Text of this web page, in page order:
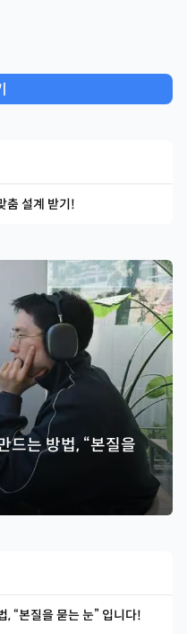
춤 설계 받기!
드는 방법, “본질을
, “본질을 묻는 눈” 입니다!